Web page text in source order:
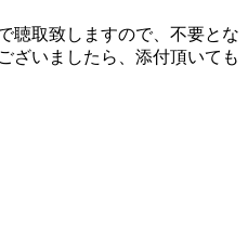
聴取致しますので、不要とな
ざいましたら、添付頂いても